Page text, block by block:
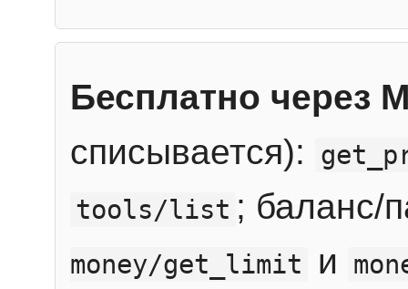
Бесплатно через
списывается):
tools/list ; баланс/
money/get_limit и